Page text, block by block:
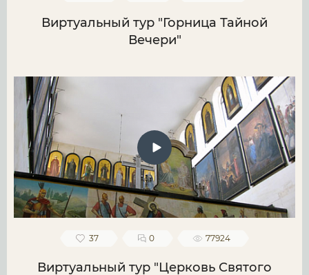
Виртуальный тур "Горница Тайной
Вечери"
37 0 77924
Виртуальный тур "Церковь Святого